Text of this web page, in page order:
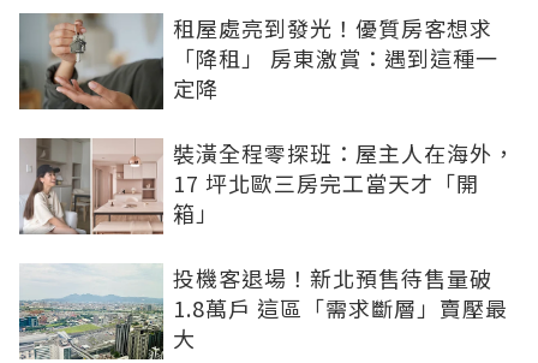
租屋處亮到發光！優質房客想求
「降租」 房東激賞：遇到這種一
定降
裝潢全程零探班：屋主人在海外，
17 坪北歐三房完工當天才「開
箱」
投機客退場！新北預售待售量破
1.8萬戶 這區「需求斷層」賣壓最
大